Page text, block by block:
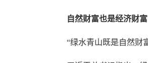
自然财富也是经济财富
“绿水青山既是自然财